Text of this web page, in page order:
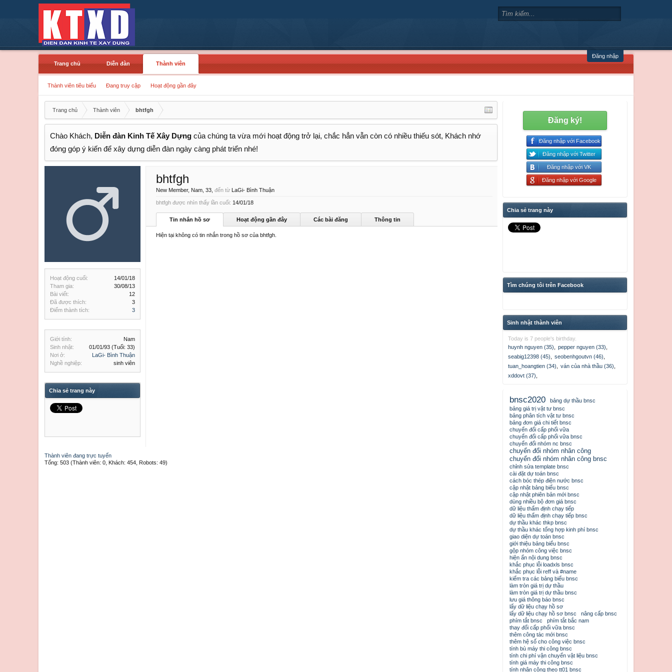
Đăng nhập
Trang chủ
Diễn đàn Thành viên
Thành viên tiêu biểu Đang truy cập Hoạt động gần đây
Trang chủ Thành viên bhtfgh
Chào Khách, Diễn đàn Kinh Tế Xây Dựng của chúng ta vừa mới hoạt động trở lại, chắc hẳn vẫn còn có nhiều thiếu sót, Khách nhớ
đóng góp ý kiến để xây dựng diễn đàn ngày càng phát triển nhé!
Hoạt động cuối:
14/01/18
Tham gia:
30/08/13
Bài viết:
12
Đã được thích:
3
Điểm thành tích:
3
Giới tính:
Nam
Sinh nhật:
01/01/93 (Tuổi: 33)
Nơi ở:
LaGi- Bình Thuận
Nghề nghiệp:
sinh viên
Chia sẻ trang này
bhtfgh
New Member, Nam, 33, đến từ LaGi- Bình Thuận
bhtfgh được nhìn thấy lần cuối: 14/01/18
Tin nhắn hồ sơ Hoạt động gần đây Các bài đăng Thông tin
Hiện tại không có tin nhắn trong hồ sơ của bhtfgh.
Thành viên đang trực tuyến
Tổng: 503 (Thành viên: 0, Khách: 454, Robots: 49)
Đăng ký!
Đăng nhập với Facebook
Đăng nhập với Twitter
Đăng nhập với VK
Đăng nhập với Google
Chia sẻ trang này
Tìm chúng tôi trên Facebook
Sinh nhật thành viên
Today is 7 people's birthday.
huynh nguyen (35)
pepper nguyen (33)
seabig12398 (45)
seobenhgoutvn (46)
tuan_hoangtien (34)
ván của nhà thầu (36)
xddovt (37)
bnsc2020
bảng dự thầu bnsc
bảng giá trị vật tư bnsc
bảng phân tích vật tư bnsc
bảng đơn giá chi tiết bnsc
chuyển đổi cấp phối vữa
chuyển đổi cấp phối vữa bnsc
chuyển đổi nhóm nc bnsc
chuyển đổi nhóm nhân công
chuyển đổi nhóm nhân công bnsc
chỉnh sửa template bnsc
cài đặt dự toán bnsc
cách bóc thép điện nước bnsc
cập nhật bảng biểu bnsc
cập nhật phiên bản mới bnsc
dùng nhiều bộ đơn giá bnsc
dữ liệu thẩm định chạy tiếp
dữ liệu thẩm định chạy tiếp bnsc
dự thầu khác thkp bnsc
dự thầu khác tổng hợp kinh phí bnsc
giao diện dự toán bnsc
giới thiệu bảng biểu bnsc
gộp nhóm công việc bnsc
hiện ẩn nội dung bnsc
khắc phục lỗi loadxls bnsc
khắc phục lỗi reff và #name
kiểm tra các bảng biểu bnsc
làm tròn giá trị dự thầu
làm tròn giá trị dự thầu bnsc
lưu giá thông báo bnsc
lấy dữ liệu chạy hồ sơ
lấy dữ liệu chạy hồ sơ bnsc
nâng cấp bnsc
phím tắt bnsc
phím tắt bắc nam
thay đổi cấp phối vữa bnsc
thêm công tác mới bnsc
thêm hệ số cho công việc bnsc
tính bù máy thi công bnsc
tính chi phí vận chuyển vật liệu bnsc
tính giá máy thi công bnsc
tính nhân công theo tt01 bnsc